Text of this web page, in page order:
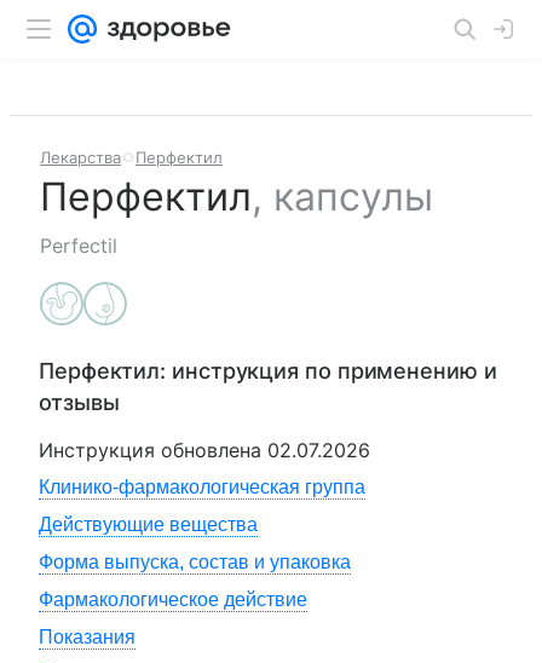
Лекарства Перфектил
Перфектил, капсулы
Perfectil
Перфектил: инструкция по применению и
отзывы
Инструкция обновлена 02.07.2026
Клинико-фармакологическая группа
Действующие вещества
Форма выпуска, состав и упаковка
Фармакологическое действие
Показания